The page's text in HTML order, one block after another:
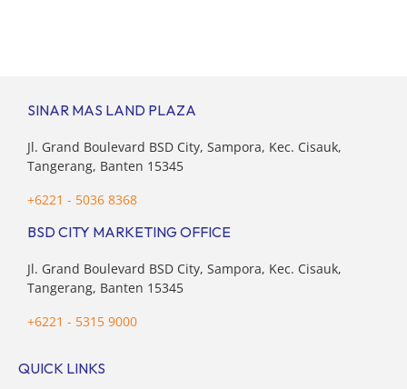
SINAR MAS LAND PLAZA
Jl. Grand Boulevard BSD City, Sampora, Kec. Cisauk,
Tangerang, Banten 15345
+6221 - 5036 8368
BSD CITY MARKETING OFFICE
Jl. Grand Boulevard BSD City, Sampora, Kec. Cisauk,
Tangerang, Banten 15345
+6221 - 5315 9000
QUICK LINKS